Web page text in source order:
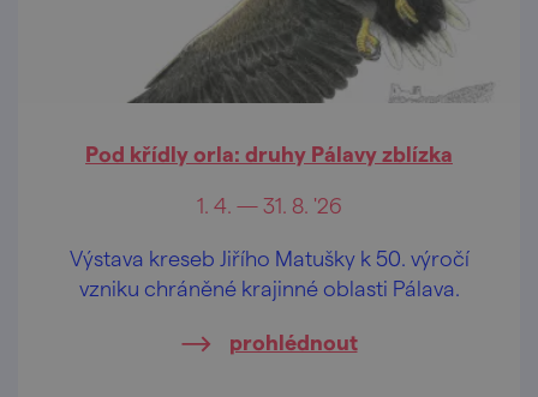
Pod křídly orla: druhy Pálavy zblízka
1. 4. — 31. 8. '26
Výstava kreseb Jiřího Matušky k 50. výročí
vzniku chráněné krajinné oblasti Pálava.
prohlédnout